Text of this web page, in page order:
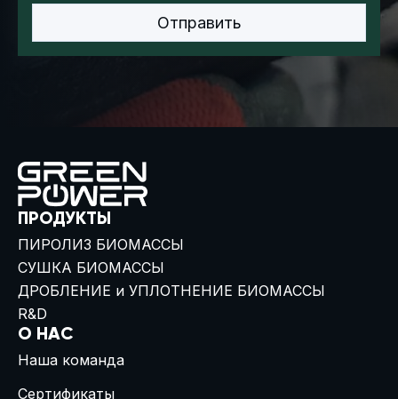
ПРОДУКТЫ
ПИРОЛИЗ БИОМАССЫ
СУШКА БИОМАССЫ
ДРОБЛЕНИЕ и УПЛОТНЕНИЕ БИОМАССЫ
R&D
О НАС
Наша команда
Сертификаты